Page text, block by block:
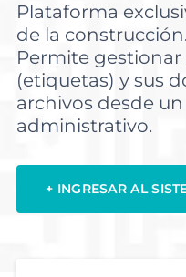
Plataforma
de la construcción.
Permite
(etiquetas) y sus
archivos desde
administrativo.
+ INGRESAR AL